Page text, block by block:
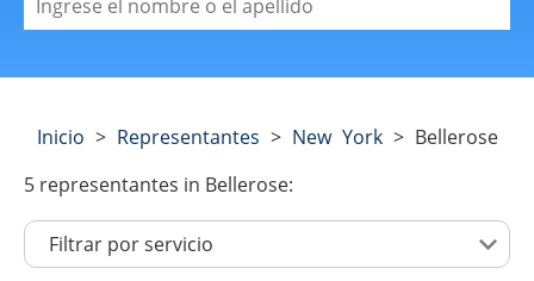
Inicio > Representantes > New York> Bellerose
5 representantes in Bellerose: